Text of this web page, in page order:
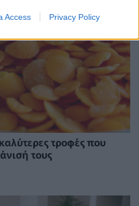
Access Privacy Policy
τροφές που
τους